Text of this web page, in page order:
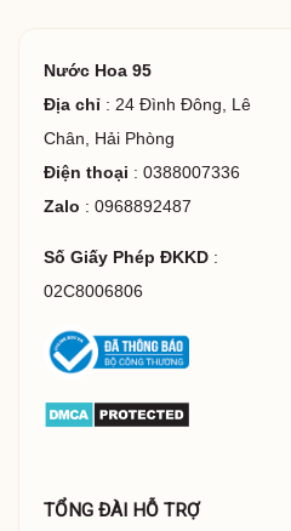
Nước Hoa 95
Địa chỉ : 24 Đình Đông, Lê
Chân, Hải Phòng
Điện thoại : 0388007336
Zalo : 0968892487
Số Giấy Phép ĐKKD:
02C8006806
TỔNG ĐÀI HỖ TRỢ